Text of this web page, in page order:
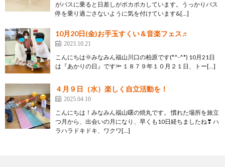
がバスに乗ると日差しがポカポカしています。うっかりバス
停を乗り過ごさないように気を付けています&[…]
10月20日(金)お手玉すくい＆音楽フェス♬
2023.10.21
こんにちは🌞みなみん福山川口の柏原です(*^-^*) 10月21日
は『あかりの日』です🔦 １８７９年１０月２１日、トー[…]
４月９日（水）楽しく自立活動を！
2025.04.10
こんにちは！みなみん福山曙の焼丸です。 慣れた場所を旅立
つ月から、出会いの月になり、早くも10日経ちましたね❣ ハ
ラハラドキドキ、ワクワ[…]